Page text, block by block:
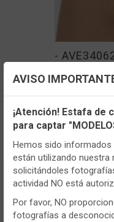
-
Tanga mujer
VER MÁS
Registrate
Configuración de
Utilizamos cookies
persistentes, para hacer
página web y
Igualmente, utilizamos
la navegación que
gustos y preferencias.
Puedesconfigurary
AVISO
¡Atención! Estafa de
para captar
Hemos sido informados
están utilizando nuestra
solicitándoles
actividad NO está
Por favor, NO
fotografías a